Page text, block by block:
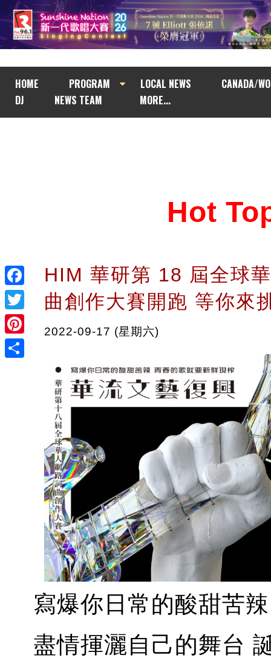
HOME PROGRAM LOCAL NEWS
CANADA/
DJ
NEWS TEAM MORE...
Facebook
Twitter
Pinterest
Hot
HIM 華研第 18 屆全球
曲創作大賽開跑 等你來
2022-09-17 (星期六)
寫爆你日常的酸甜苦
盡情揮灑自己的舞台